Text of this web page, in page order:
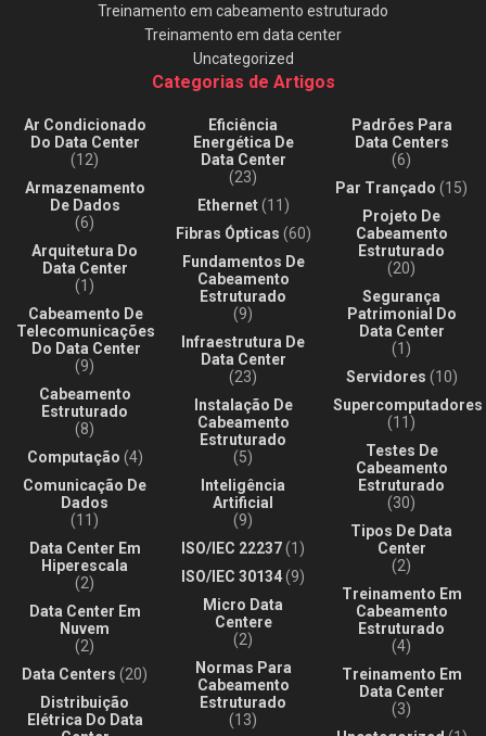
Treinamento em cabeamento estruturado
Treinamento em data center
Uncategorized
Categorias de Artigos
Ar Condicionado
Do Data Center
(12)
Armazenamento
De Dados
(6)
Arquitetura Do
Data Center
(1)
Cabeamento De
Telecomunicações
Do Data Center
(9)
Cabeamento
Estruturado
(8)
Computação (4)
Comunicação De
Dados
(11)
Data Center Em
Hiperescala
(2)
Data Center Em
Nuvem
(2)
Data Centers (20)
Distribuição
Elétrica Do Data
Eficiência
Energética De
Data Center
(23)
Ethernet(11)
Fibras Ópticas (60)
Fundamentos De
Cabeamento
Estruturado
(9)
Infraestrutura De
Data Center
(23)
Instalação De
Cabeamento
Estruturado
(5)
Inteligência
Artificial
(9)
ISO/IEC 22237(1)
ISO/IEC 30134(9)
Micro Data
Centere
(2)
Normas Para
Cabeamento
Estruturado
(13)
Padrões Para
Data Centers
(6)
Par Trançado (15)
Projeto De
Cabeamento
Estruturado
(20)
Segurança
Patrimonial Do
Data Center
(1)
Servidores (10)
Supercomputadores
(11)
Testes De
Cabeamento
Estruturado
(30)
Tipos De Data
Center
(2)
Treinamento Em
Cabeamento
Estruturado
(4)
Treinamento Em
Data Center
(3)